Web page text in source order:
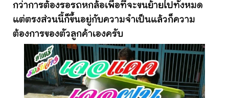
กว่าการต้องรอรถหกล้อเพื่อที่จะขนย้ายไปทั้งหมด
แต่ตรงส่วนนี้ก็ขึ้นอยู่กับความจำเป็นแล้วก็ความ
ต้องการของตัวลูกค้าเองครับ